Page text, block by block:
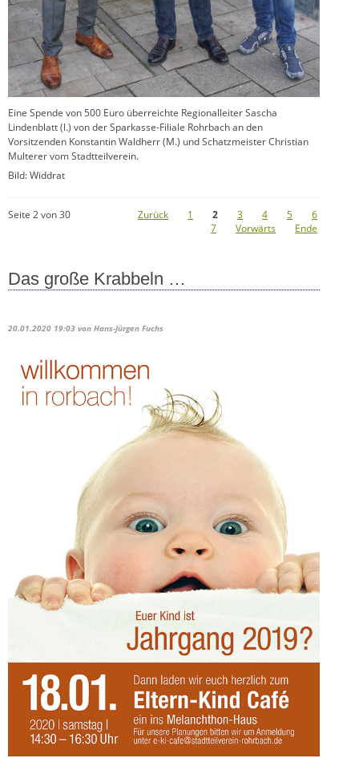
Eine Spende von 500 Euro überreichte Regionalleiter Sascha
Lindenblatt (l.) von der Sparkasse-Filiale Rohrbach an den
Vorsitzenden Konstantin Waldherr (M.) und Schatzmeister Christian
Multerer vom Stadtteilverein.
Bild: Widdrat
Seite 2 von 30 Zurück 1 2 3 4 5
6
7
Vorwärts Ende
Das große Krabbeln …
20.01.2020 19:03 von Hans-Jürgen Fuchs